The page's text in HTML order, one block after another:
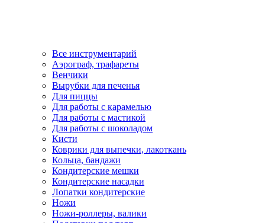
Все инструментарий
Аэрограф, трафареты
Венчики
Вырубки для печенья
Для пиццы
Для работы с карамелью
Для работы с мастикой
Для работы с шоколадом
Кисти
Коврики для выпечки, лакоткань
Кольца, бандажи
Кондитерские мешки
Кондитерские насадки
Лопатки кондитерские
Ножи
Ножи-роллеры, валики